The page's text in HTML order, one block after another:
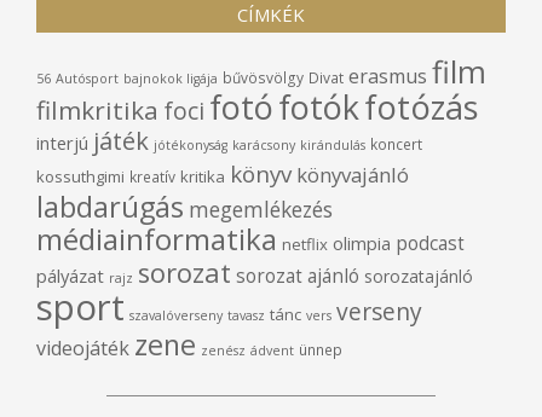
CÍMKÉK
56 Autósport bajnokok ligája bűvösvölgy Divat erasmus film
filmkritika foci fotófotókfotózás
interjú játék jótékonyság karácsony kirándulás koncert
kossuthgimi kreatív kritika könyv könyvajánló
labdarúgás megemlékezés
médiainformatika netflix olimpia podcast
pályázat rajz sorozat sorozat ajánló sorozatajánló
sport szavalóverseny tavasz tánc vers verseny
videojáték zene zenész ádvent ünnep